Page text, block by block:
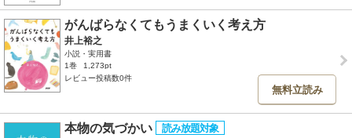
がんばらなくてもうまくいく考え方
井上裕之
小説・実用書
1巻
1,273pt
レビュー投稿数0件
無料立読み
本物の気づかい